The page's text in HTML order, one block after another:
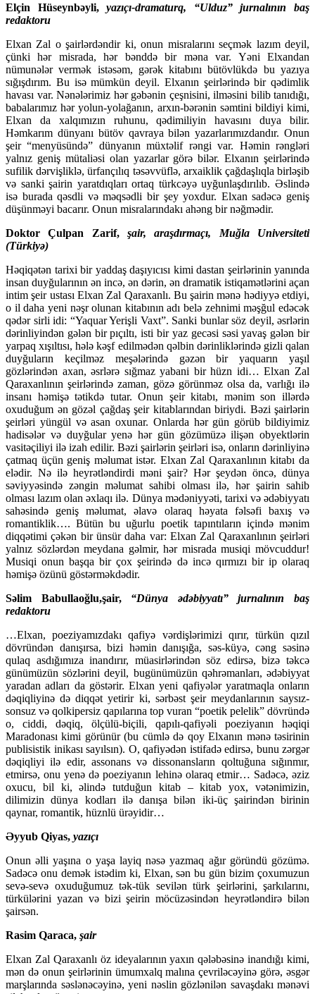
Elçin Hüseynbəyli,yazıçı-dramaturq, “Ulduz” jurnalının baş
redaktoru
Elxan Zal o şairlərdəndir ki, onun misralarını seçmək lazım deyil,
çünki hər misrada, hər bənddə bir məna var. Yəni Elxandan
nümunələr vermək istəsəm, gərək kitabını bütövlükdə bu yazıya
sığışdırım. Bu isə mümkün deyil. Elxanın şeirlərində bir qədimlik
havası var. Nənələrimiz hər gəbənin çeşnisini, ilməsini bilib tanıdığı,
babalarımız hər yolun-yolağanın, arxın-bərənin səmtini bildiyi kimi,
Elxan da xalqımızın ruhunu, qədimiliyin havasını duya bilir.
Həmkarım dünyanı bütöv qavraya bilən yazarlarımızdandır. Onun
şeir “menyüsündə” dünyanın müxtəlif rəngi var. Həmin rəngləri
yalnız geniş mütaliəsi olan yazarlar görə bilər. Elxanın şeirlərində
sufilik dərvişliklə, ürfançılıq təsəvvüflə, arxaiklik çağdaşlıqla birləşib
və sanki şairin yaratdıqları ortaq türkcəyə uyğunlaşdırılıb. Əslində
isə burada qəsdli və məqsədli bir şey yoxdur. Elxan sadəcə geniş
düşünməyi bacarır. Onun misralarındakı ahəng bir nəğmədir.
Doktor Çulpan Zarif,şair, araşdırmaçı, Muğla Universiteti
(Türkiyə)
Həqiqətən tarixi bir yaddaş daşıyıcısı kimi dastan şeirlərinin yanında
insan duyğularının ən incə, ən dərin, ən dramatik istiqamətlərini açan
intim şeir ustası Elxan Zal Qaraxanlı. Bu şairin mənə hədiyyə etdiyi,
o il daha yeni nəşr olunan kitabının adı belə zehnimi məşğul edəcək
qədər sirli idi: “Yaquar Yerişli Vaxt”. Sanki bunlar söz deyil, əsrlərin
dərinliyindən gələn bir pıçıltı, isti bir yaz gecəsi səsi yavaş gələn bir
yarpaq xışıltısı, hələ kəşf edilmədən qəlbin dərinliklərində gizli qalan
duyğuların keçilməz meşələrində gəzən bir yaquarın yaşıl
gözlərindən axan, əsrlərə sığmaz yabani bir hüzn idi… Elxan Zal
Qaraxanlının şeirlərində zaman, gözə görünməz olsa da, varlığı ilə
insanı həmişə tətikdə tutar. Onun şeir kitabı, mənim son illərdə
oxuduğum ən gözəl çağdaş şeir kitablarından biriydi. Bəzi şairlərin
şeirləri yüngül və asan oxunar. Onlarda hər gün görüb bildiyimiz
hadisələr və duyğular yenə hər gün gözümüzə ilişən obyektlərin
vasitəçiliyi ilə izah edilir. Bəzi şairlərin şeirləri isə, onların dərinliyinə
çatmaq üçün geniş məlumat istər. Elxan Zal Qaraxanlının kitabı da
elədir. Nə ilə heyrətləndirdi məni şair? Hər şeydən öncə, dünya
səviyyəsində zəngin məlumat sahibi olması ilə, hər şairin sahib
olması lazım olan əxlaqı ilə. Dünya mədəniyyəti, tarixi və ədəbiyyatı
sahəsində geniş məlumat, əlavə olaraq həyata fəlsəfi baxış və
romantiklik…. Bütün bu uğurlu poetik tapıntıların içində mənim
diqqətimi çəkən bir ünsür daha var: Elxan Zal Qaraxanlının şeirləri
yalnız sözlərdən meydana gəlmir, hər misrada musiqi mövcuddur!
Musiqi onun başqa bir çox şeirində də incə qırmızı bir ip olaraq
həmişə özünü göstərməkdədir.
Səlim Babullaoğlu,şair, “Dünya ədəbiyyatı” jurnalının baş
redaktoru
…Elxan, poeziyamızdakı qafiyə vərdişlərimizi qırır, türkün qızıl
dövründən danışırsa, bizi həmin danışığa, səs-küyə, cəng səsinə
qulaq asdığımıza inandırır, müasirlərindən söz edirsə, bizə təkcə
günümüzün sözlərini deyil, bugünümüzün qəhrəmanları, ədəbiyyat
yaradan adları da göstərir. Elxan yeni qafiyələr yaratmaqla onların
dəqiqliyinə də diqqət yetirir ki, sərbəst şeir meydanlarının saysız-
sonsuz və qolkipersiz qapılarına top vuran “poetik pelelik” dövründə
o, ciddi, dəqiq, ölçülü-biçili, qapılı-qafiyəli poeziyanın həqiqi
Maradonası kimi görünür (bu cümlə də qoy Elxanın mənə təsirinin
publisistik inikası sayılsın). O, qafiyədən istifadə edirsə, bunu zərgər
dəqiqliyi ilə edir, assonans və dissonansların qoltuğuna sığınmır,
etmirsə, onu yenə də poeziyanın lehinə olaraq etmir… Sadəcə, əziz
oxucu, bil ki, əlində tutduğun kitab – kitab yox, vətənimizin,
dilimizin dünya kodları ilə danışa bilən iki-üç şairindən birinin
qaynar, romantik, hüznlü ürəyidir…
Əyyub Qiyas, yazıçı
Onun əlli yaşına o yaşa layiq nəsə yazmaq ağır göründü gözümə.
Sadəcə onu demək istədim ki, Elxan, sən bu gün bizim çoxumuzun
sevə-sevə oxuduğumuz tək-tük sevilən türk şeirlərini, şarkılarını,
türkülərini yazan və bizi şeirin möcüzəsindən heyrətləndirə bilən
şairsən.
Rasim Qaraca, şair
Elxan Zal Qaraxanlı öz ideyalarının yaxın qələbəsinə inandığı kimi,
mən də onun şeirlərinin ümumxalq malına çevriləcəyinə görə, əsgər
marşlarında səslənəcəyinə, yeni nəslin gözlənilən savaşdakı mənəvi